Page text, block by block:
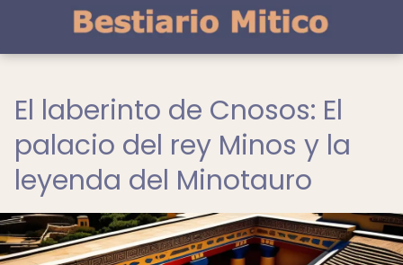
El laberinto de Cnosos: El
palacio del rey Minos y la
leyenda del Minotauro